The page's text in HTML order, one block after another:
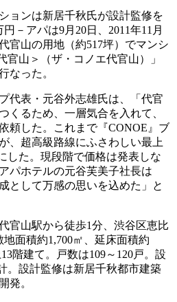
ョンは新居千秋氏が設計監修を
円－アパは9月 20日、 2011年11 月
官山の用地（約517坪）でマンシ
官山＞（ザ・コノエ代官山）」
なった。
代表・元谷外志雄氏は、「代官
くるため、一層気合を入れて、
頼した。これまで『CONOE 』ブ
、超高級路線にふさわしい最上
した。現段階で価格は発表しな
パホテルの元谷芙美子社長は
として万感の思いを込めた」と
官山駅から徒歩1分、渋谷区恵比
地面積約1,700㎡、延床面積約
13階建て。戸数は109～120戸。設
。設計監修は新居千秋都市建築
発。